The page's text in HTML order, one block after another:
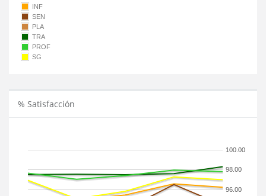
INF
SEN
PLA
TRA
PROF
SG
% Satisfacción
96.00
98.00
100.00